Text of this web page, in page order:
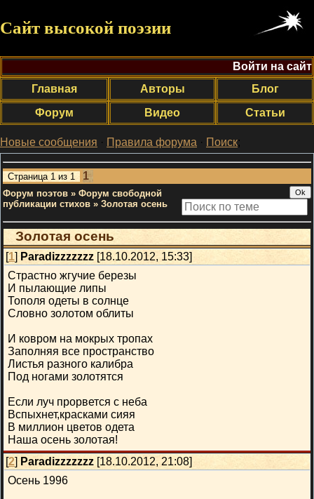
Сайт высокой поэзии
Войти на сайт
Главная
Авторы
Блог
Форум
Видео Статьи
Новые сообщения · Правила форума · Поиск;
Страница 1 из 1 1
Форум поэтов » Форум свободной
публикации стихов » Золотая осень
Золотая осень
[1] Paradizzzzzzz [18.10.2012, 15:33]
Страстно жгучие березы
И пылающие липы
Тополя одеты в солнце
Словно золотом облиты
И ковром на мокрых тропах
Заполняя все пространство
Листья разного калибра
Под ногами золотятся
Если луч прорвется с неба
Вспыхнет,красками сияя
В миллион цветов одета
Наша осень золотая!
[2] Paradizzzzzzz [18.10.2012, 21:08]
Осень 1996